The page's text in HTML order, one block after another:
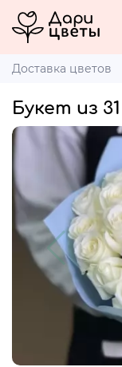
Доставка цветов
Букет из